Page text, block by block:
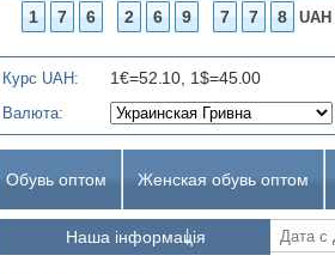
1 7 6 2 6 9 7 7 8 UAH
Курс UAH: 1€=52.10, 1$=45.00
Валюта:
Обувь оптом Женская обувь оптом
Наша інформація